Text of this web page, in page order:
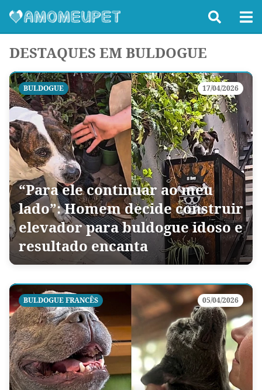
DESTAQUES EM BULDOGUE
BULDOGUE 17/04/2026
“Para ele continuar ao meu
lado”: Homem decide construir
elevador para buldogue idoso e
resultado encanta
BULDOGUE FRANCÊS 05/04/2026